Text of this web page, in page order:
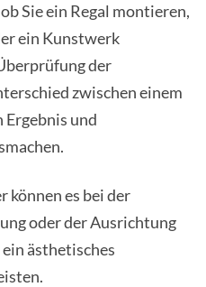
Sie ein Regal montieren,
ein Kunstwerk
der
zwischen einem
Ergebnis und
können es bei der
oder der Ausrichtung
ästhetisches